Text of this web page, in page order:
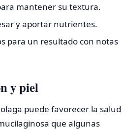
mantener su textura.
y aportar nutrientes.
para un resultado con notas
y piel
puede favorecer la salud
que algunas